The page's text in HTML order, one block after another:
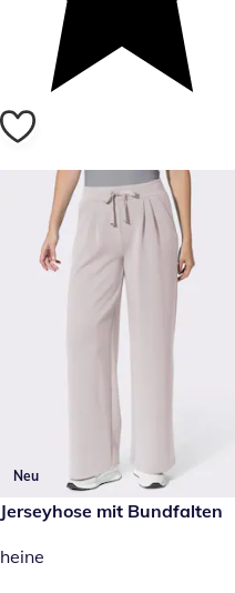
Neu
49,99 €
Jerseyhose mit Bundfalten
heine